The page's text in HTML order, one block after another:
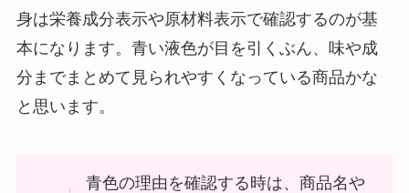
身は栄養成分表示や原材料表示で確認するのが基
本になります。青い液色が目を引くぶん、味や成
分までまとめて見られやすくなっている商品かな
と思います。
青色の理由を確認する時は、商品名や